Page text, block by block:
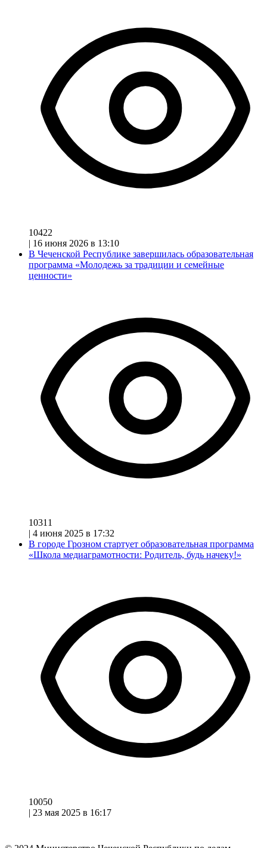
10422
| 16 июня 2026 в 13:10
В Чеченской Республике завершилась образовательная
программа «Молодежь за традиции и семейные
ценности»
10311
| 4 июня 2025 в 17:32
В городе Грозном стартует образовательная программа
«Школа медиаграмотности: Родитель, будь начеку!»
10050
| 23 мая 2025 в 16:17